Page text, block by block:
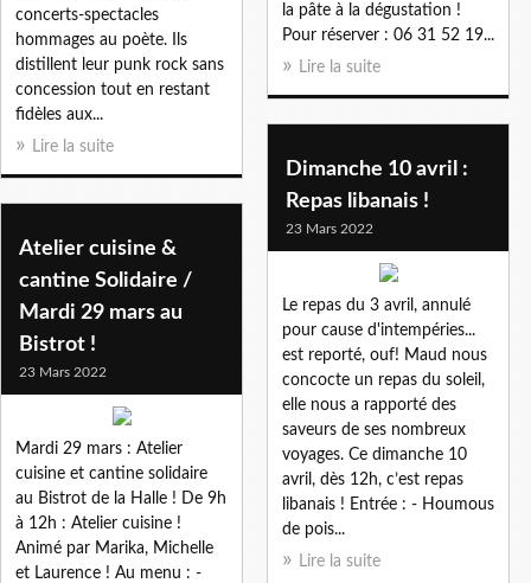
la pâte à la dégustation !
Pour réserver : 06 31 52 19...
Lire la suite
concerts-spectacles
hommages au poète. Ils
distillent leur punk rock sans
concession tout en restant
fidèles aux...
Lire la suite
Dimanche 10 avril :
Repas libanais !
23 Mars 2022
Le repas du 3 avril, annulé
pour cause d'intempéries...
est reporté, ouf! Maud nous
concocte un repas du soleil,
elle nous a rapporté des
saveurs de ses nombreux
voyages. Ce dimanche 10
avril, dès 12h, c’est repas
libanais ! Entrée : - Houmous
de pois...
Lire la suite
Atelier cuisine &
cantine Solidaire /
Mardi 29 mars au
Bistrot !
23 Mars 2022
Mardi 29 mars : Atelier
cuisine et cantine solidaire
au Bistrot de la Halle ! De 9h
à 12h : Atelier cuisine !
Animé par Marika, Michelle
et Laurence ! Au menu : -